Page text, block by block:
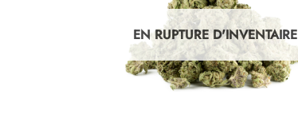
EN RUPTURE D'INVENTAIRE